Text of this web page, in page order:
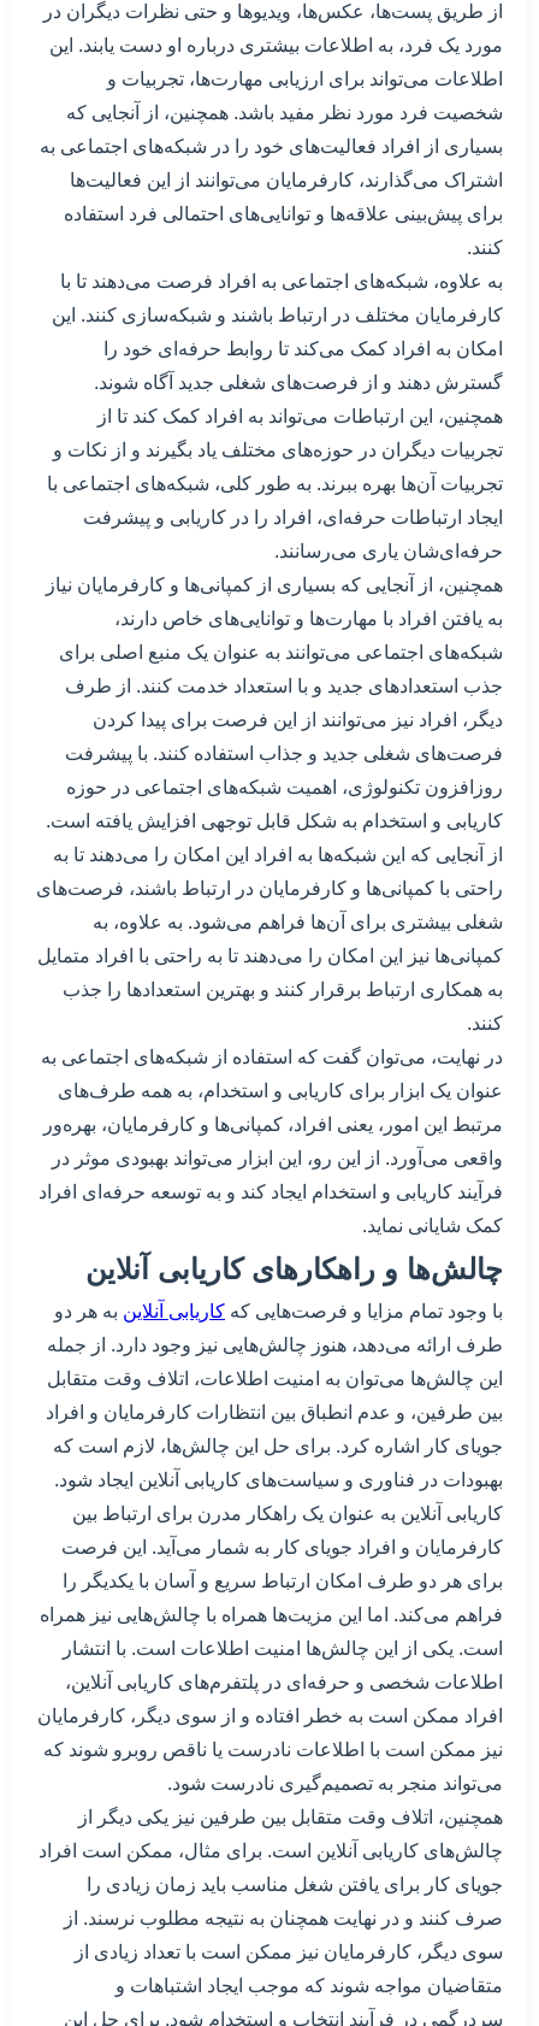
از طریق پست‌ها، عکس‌ها، ویدیوها و حتی نظرات دیگران در
مورد یک فرد، به اطلاعات بیشتری درباره او دست یابند. این
اطلاعات می‌تواند برای ارزیابی مهارت‌ها، تجربیات و
شخصیت فرد مورد نظر مفید باشد. همچنین، از آنجایی که
بسیاری از افراد فعالیت‌های خود را در شبکه‌های اجتماعی به
اشتراک می‌گذارند، کارفرمایان می‌توانند از این فعالیت‌ها
برای پیش‌بینی علاقه‌ها و توانایی‌های احتمالی فرد استفاده
کنند.
به علاوه، شبکه‌های اجتماعی به افراد فرصت می‌دهند تا با
کارفرمایان مختلف در ارتباط باشند و شبکه‌سازی کنند. این
امکان به افراد کمک می‌کند تا روابط حرفه‌ای خود را
گسترش دهند و از فرصت‌های شغلی جدید آگاه شوند.
همچنین، این ارتباطات می‌تواند به افراد کمک کند تا از
تجربیات دیگران در حوزه‌های مختلف یاد بگیرند و از نکات و
تجربیات آن‌ها بهره ببرند. به طور کلی، شبکه‌های اجتماعی با
ایجاد ارتباطات حرفه‌ای، افراد را در کاریابی و پیشرفت
حرفه‌ای‌شان یاری می‌رسانند.
همچنین، از آنجایی که بسیاری از کمپانی‌ها و کارفرمایان نیاز
به یافتن افراد با مهارت‌ها و توانایی‌های خاص دارند،
شبکه‌های اجتماعی می‌توانند به عنوان یک منبع اصلی برای
جذب استعدادهای جدید و با استعداد خدمت کنند. از طرف
دیگر، افراد نیز می‌توانند از این فرصت برای پیدا کردن
فرصت‌های شغلی جدید و جذاب استفاده کنند. با پیشرفت
روزافزون تکنولوژی، اهمیت شبکه‌های اجتماعی در حوزه
کاریابی و استخدام به شکل قابل توجهی افزایش یافته است.
از آنجایی که این شبکه‌ها به افراد این امکان را می‌دهند تا به
راحتی با کمپانی‌ها و کارفرمایان در ارتباط باشند، فرصت‌های
شغلی بیشتری برای آن‌ها فراهم می‌شود. به علاوه، به
کمپانی‌ها نیز این امکان را می‌دهند تا به راحتی با افراد متمایل
به همکاری ارتباط برقرار کنند و بهترین استعدادها را جذب
کنند.
در نهایت، می‌توان گفت که استفاده از شبکه‌های اجتماعی به
عنوان یک ابزار برای کاریابی و استخدام، به همه طرف‌های
مرتبط این امور، یعنی افراد، کمپانی‌ها و کارفرمایان، بهره‌ور
واقعی می‌آورد. از این رو، این ابزار می‌تواند بهبودی موثر در
فرآیند کاریابی و استخدام ایجاد کند و به توسعه حرفه‌ای افراد
کمک شایانی نماید.
چالش‌ها و راهکارهای کاریابی آنلاین
با وجود تمام مزایا و فرصت‌هایی که کاریابی آنلاین به هر دو
طرف ارائه می‌دهد، هنوز چالش‌هایی نیز وجود دارد. از جمله
این چالش‌ها می‌توان به امنیت اطلاعات، اتلاف وقت متقابل
بین طرفین، و عدم انطباق بین انتظارات کارفرمایان و افراد
جویای کار اشاره کرد. برای حل این چالش‌ها، لازم است که
بهبودات در فناوری و سیاست‌های کاریابی آنلاین ایجاد شود.
کاریابی آنلاین به عنوان یک راهکار مدرن برای ارتباط بین
کارفرمایان و افراد جویای کار به شمار می‌آید. این فرصت
برای هر دو طرف امکان ارتباط سریع و آسان با یکدیگر را
فراهم می‌کند. اما این مزیت‌ها همراه با چالش‌هایی نیز همراه
است. یکی از این چالش‌ها امنیت اطلاعات است. با انتشار
اطلاعات شخصی و حرفه‌ای در پلتفرم‌های کاریابی آنلاین،
افراد ممکن است به خطر افتاده و از سوی دیگر، کارفرمایان
نیز ممکن است با اطلاعات نادرست یا ناقص روبرو شوند که
می‌تواند منجر به تصمیم‌گیری نادرست شود.
همچنین، اتلاف وقت متقابل بین طرفین نیز یکی دیگر از
چالش‌های کاریابی آنلاین است. برای مثال، ممکن است افراد
جویای کار برای یافتن شغل مناسب باید زمان زیادی را
صرف کنند و در نهایت همچنان به نتیجه مطلوب نرسند. از
سوی دیگر، کارفرمایان نیز ممکن است با تعداد زیادی از
متقاضیان مواجه شوند که موجب ایجاد اشتباهات و
سردرگمی در فرآیند انتخاب و استخدام شود. برای حل این